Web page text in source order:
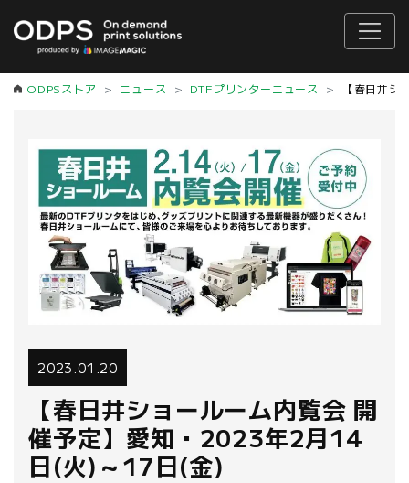
ODPSストア ニュース DTFプリンターニュース 【春日井
2023.01.20
【春日井ショールーム内覧会 開
催予定】愛知・2023年2月14
日(火)～17日(金)